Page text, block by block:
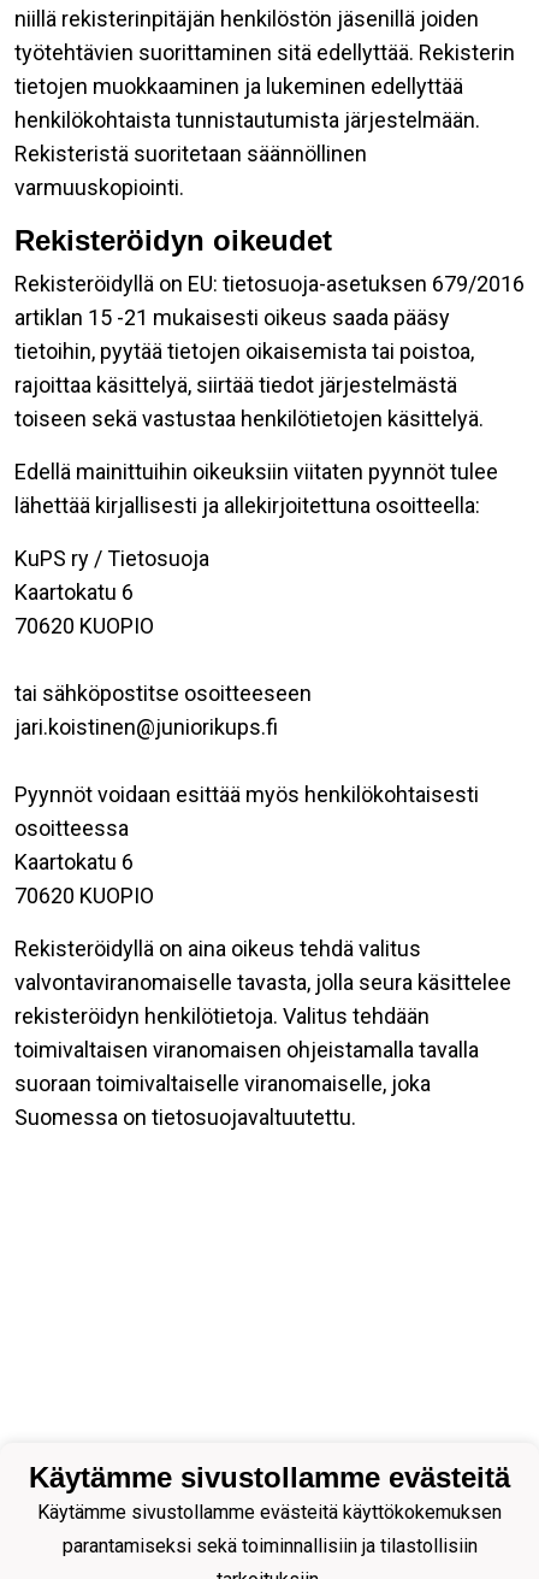
niillä rekisterinpitäjän henkilöstön jäsenillä joiden
työtehtävien suorittaminen sitä edellyttää. Rekisterin
tietojen muokkaaminen ja lukeminen edellyttää
henkilökohtaista tunnistautumista järjestelmään.
Rekisteristä suoritetaan säännöllinen
varmuuskopiointi.
Rekisteröidyn oikeudet
Rekisteröidyllä on EU: tietosuoja-asetuksen 679/2016
artiklan 15 -21 mukaisesti oikeus saada pääsy
tietoihin, pyytää tietojen oikaisemista tai poistoa,
rajoittaa käsittelyä, siirtää tiedot järjestelmästä
toiseen sekä vastustaa henkilötietojen käsittelyä.
Edellä mainittuihin oikeuksiin viitaten pyynnöt tulee
lähettää kirjallisesti ja allekirjoitettuna osoitteella:
KuPS ry / Tietosuoja
Kaartokatu 6
70620 KUOPIO
tai sähköpostitse osoitteeseen
jari.koistinen@juniorikups.fi
Pyynnöt voidaan esittää myös henkilökohtaisesti
osoitteessa
Kaartokatu 6
70620 KUOPIO
Rekisteröidyllä on aina oikeus tehdä valitus
valvontaviranomaiselle tavasta, jolla seura käsittelee
rekisteröidyn henkilötietoja. Valitus tehdään
toimivaltaisen viranomaisen ohjeistamalla tavalla
suoraan toimivaltaiselle viranomaiselle, joka
Suomessa on tietosuojavaltuutettu.
Käytämme sivustollamme evästeitä
Käytämme sivustollamme evästeitä käyttökokemuksen
parantamiseksi sekä toiminnallisiin ja tilastollisiin